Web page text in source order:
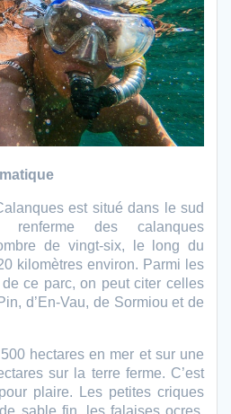
est situé dans le sud
des calanques
de vingt-six, le long du
kilomètres environ. Parmi les
ce parc, on peut citer celles
d’En-Vau, de Sormiou et de
hectares en mer et sur une
sur la terre ferme. C’est
plaire. Les petites criques
sable fin, les falaises ocres,